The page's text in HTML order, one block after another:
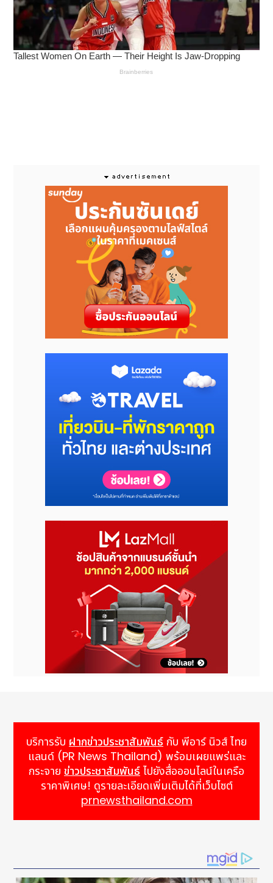
สนับสนุนโดยกาวิสคอน
เมื่อมีอาการกรดไหลย้อน ต้อง ‘กาวิสคอน ดับเบิ้ล แอคชั่น
มิ้นต์’ ยาบรรเทาอาการแสบร้อนกลางอก อาหารไม่ย่อย
เนื่องจากกรดไหลย้อน และลดกรดในกระเพาะอาหาร ด้วย
ใช้ได้ในหญิงตั้งครรภ์หรือให้นมบุตร ภายใต้คำแนะนำ
ของแพทย์และเภสัชกร
ใช้ได้ในผู้สูงอายุ
ด้วย 2 กลไกการออกฤทธิ์ ไม่เพียงลดกรดปรับสภาพกรดใน
กระเพาะอาหารให้เป็นกลาง แต่ยังสร้างแพเจล ป้องกัน
กรดไหลย้อนขึ้นสู่หลอดอาหาร ออกฤทธิ์นาน 4 ชั่วโมง
ที่มา : บริษัท เรกคิทท์ เบนคีเซอร์ (ประเทศไทย)
โพสต์ : พีอาร์ นิวส์ ไทยแลนด์
เผยแพร่ : พีอาร์ นิวส์ ไทยแลนด์
บริการรับ ฝากข่าวประชาสัมพันธ์ กับ พีอาร์ นิวส์ ไทย
แลนด์ (PR News Thailand) พร้อมเผยแพร่และ
กระจาย ข่าวประชาสัมพันธ์ ไปยังสื่อออนไลน์ในเครือ
ราคาพิเศษ! ดูรายละเอียดเพิ่มเติมได้ที่เว็บไซต์
prnewsthailand.com